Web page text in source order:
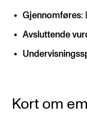
Gjennomføres:
Avsluttende
Kort om